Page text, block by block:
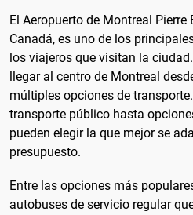
El Aeropuerto de Montreal
Canadá, es uno de los
los viajeros que visitan la
llegar al centro de Montreal
múltiples opciones de
transporte público hasta
pueden elegir la que mejor se
presupuesto.
Entre las opciones más
autobuses de servicio regular